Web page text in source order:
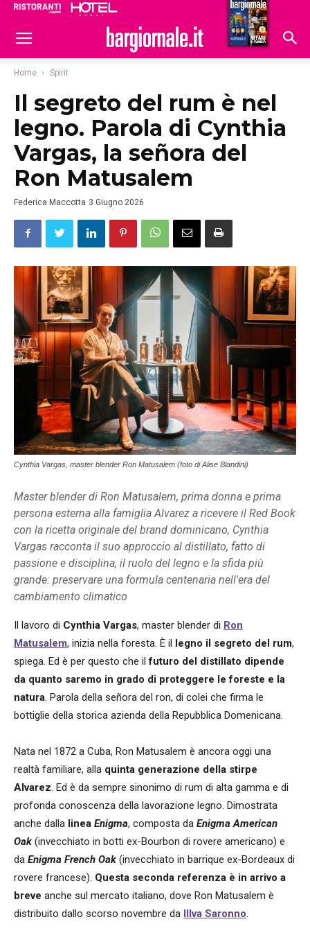
Hoteldomani
Home Spirit
Il segreto del rum è nel
legno. Parola di Cynthia
Vargas, la señora del
Ron Matusalem
Federica Maccotta 3 Giugno 2026
Cynthia Vargas, master blender Ron Matusalem (foto di Alise Blandini)
Master blender di Ron Matusalem, prima donna e prima
persona esterna alla famiglia Alvarez a ricevere il Red Book
con la ricetta originale del brand dominicano, Cynthia
Vargas racconta il suo approccio al distillato, fatto di
passione e disciplina, il ruolo del legno e la sfida più
grande: preservare una formula centenaria nell'era del
cambiamento climatico
Il lavoro di Cynthia Vargas, master blender di Ron
Matusalem, inizia nella foresta. È il legno il segreto del rum,
spiega. Ed è per questo che ilfuturo del distillato dipende
da quanto saremo in grado di proteggere le foreste e la
natura. Parola della señora del ron, di colei che firma le
bottiglie della storica azienda della Repubblica Domenicana.
Nata nel 1872 a Cuba, Ron Matusalem è ancora oggi una
realtà familiare, alla quinta generazione della stirpe
Alvarez. Ed è da sempre sinonimo di rum di alta gamma e di
profonda conoscenza della lavorazione legno. Dimostrata
anche dalla linea Enigma, composta da Enigma American
Oak (invecchiato in botti ex-Bourbon di rovere americano) e
da Enigma French Oak (invecchiato in barrique ex-Bordeaux di
rovere francese). Questa seconda referenza è in arrivo a
breve anche sul mercato italiano, dove Ron Matusalem è
distribuito dallo scorso novembre da Illva Saronno.